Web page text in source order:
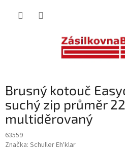
Brusný kotouč
suchý zip průměr
multiděrovaný
63559
Značka: Schuller Eh'klar